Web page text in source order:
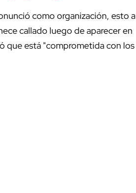
como organización, esto a
callado luego de aparecer en
que está "comprometida con los